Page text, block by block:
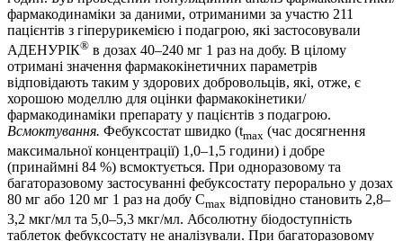
фармакодинаміки за даними, отриманими за участю 211
пацієнтів з гіперурикемією і подагрою, які застосовували
АДЕНУРІК® в дозах 40–240 мг 1 раз на добу. В цілому
отримані значення фармакокінетичних параметрів
відповідають таким у здорових добровольців, які, отже, є
хорошою моделлю для оцінки фармакокінетики/
фармакодинаміки препарату у пацієнтів з подагрою.
Всмоктування. Фебуксостат швидко (tmax (час досягнення
максимальної концентрації) 1,0–1,5 години) і добре
(принаймні 84 %) всмоктується. При одноразовому та
багаторазовому застосуванні фебуксостату перорально у дозах
80 мг або 120 мг 1 раз на добу Сmax відповідно становить 2,8–
3,2 мкг/мл та 5,0–5,3 мкг/мл. Абсолютну біодоступність
таблеток фебуксостату не аналізували. При багаторазовому